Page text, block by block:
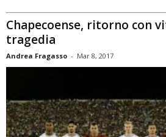
Chapecoense, ritorno con
tragedia
Andrea Fragasso - Mar 8, 2017